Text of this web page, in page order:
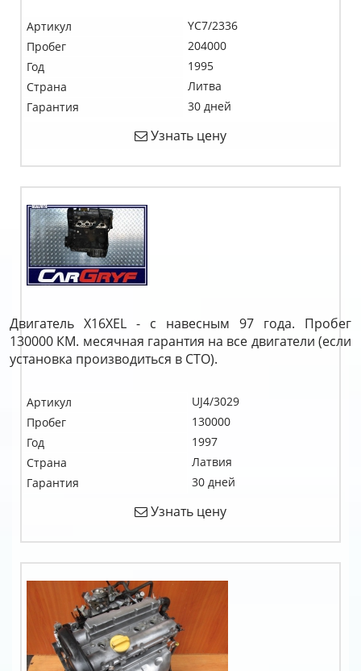
Артикул
YC7/2336
Пробег
204000
Год
1995
Страна
Литва
Гарантия
30 дней
Узнать цену
Двигатель X16XEL - с навесным 97 года. Пробег
130000 КМ. месячная гарантия на все двигатели (если
установка производиться в СТО).
Артикул
UJ4/3029
Пробег
130000
Год
1997
Страна
Латвия
Гарантия
30 дней
Узнать цену